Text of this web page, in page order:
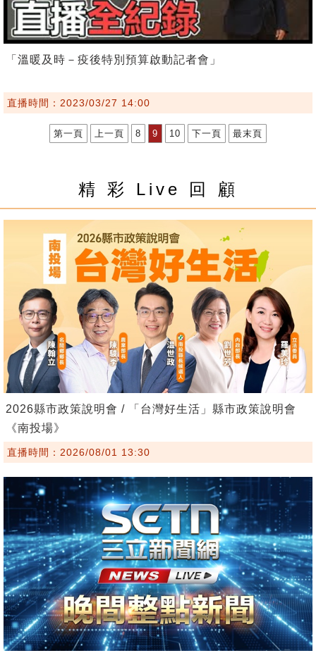
「溫暖及時－疫後特別預算啟動記者會」
直播時間：2023/03/27 14:00
第一頁 上一頁 8 9 10 下一頁 最末頁
精 彩 Live 回 顧
2026縣市政策說明會 / 「台灣好生活」縣市政策說明會
《南投場》
直播時間：2026/08/01 13:30